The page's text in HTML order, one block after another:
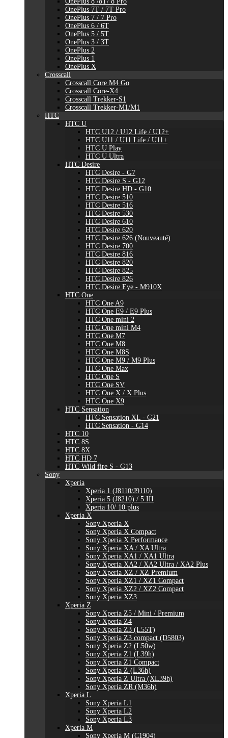
OnePlus 7T / 7T Pro
OnePlus 7 / 7 Pro
OnePlus 6 / 6T
OnePlus 5 / 5T
OnePlus 3 / 3T
OnePlus 2
OnePlus 1
OnePlus X
Crosscall
Crosscall Core M4 Go
Crosscall Core-X4
Crosscall Trekker-S1
Crosscall Trekker-M1/M1
HTC
HTC U
HTC U12 / U12 Life / U12+
HTC U11 / U11 Life / U11+
HTC U Play
HTC U Ultra
HTC Desire
HTC Desire - G7
HTC Desire S - G12
HTC Desire HD - G10
HTC Desire 510
HTC Desire 516
HTC Desire 530
HTC Desire 610
HTC Desire 620
HTC Desire 626 (Nouveauté)
HTC Desire 700
HTC Desire 816
HTC Desire 820
HTC Desire 825
HTC Desire 826
HTC Desire Eye - M910X
HTC One
HTC One A9
HTC One E9 / E9 Plus
HTC One mini 2
HTC One mini M4
HTC One M7
HTC One M8
HTC One M8S
HTC One M9 / M9 Plus
HTC One Max
HTC One S
HTC One SV
HTC One X / X Plus
HTC One X9
HTC Sensation
HTC Sensation XL - G21
HTC Sensation - G14
HTC 10
HTC 8S
HTC 8X
HTC HD 7
HTC Wild fire S - G13
Sony
Xperia
Xperia 1 (J8110/J9110)
Xperia 5 (J8210) / 5 III
Xperia 10/ 10 plus
Xperia X
Sony Xperia X
Sony Xperia X Compact
Sony Xperia X Performance
Sony Xperia XA / XA Ultra
Sony Xperia XA1 / XA1 Ultra
Sony Xperia XA2 / XA2 Ultra / XA2 Plus
Sony Xperia XZ / XZ Premium
Sony Xperia XZ1 / XZ1 Compact
Sony Xperia XZ2 / XZ2 Compact
Sony Xperia XZ3
Xperia Z
Sony Xperia Z5 / Mini / Premium
Sony Xperia Z4
Sony Xperia Z3 (L55T)
Sony Xperia Z3 compact (D5803)
Sony Xperia Z2 (L50w)
Sony Xperia Z1 (L39h)
Sony Xperia Z1 Compact
Sony Xperia Z (L36h)
Sony Xperia Z Ultra (XL39h)
Sony Xperia ZR (M36h)
Xperia L
Sony Xperia L1
Sony Xperia L2
Sony Xperia L3
Xperia M
Sony Xperia M (C1904)